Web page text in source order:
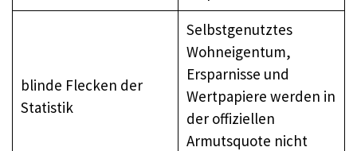
blinde Flecken der
Statistik
Selbstgenutztes
Wohneigentum,
Ersparnisse und
Wertpapiere werden in
der offiziellen
Armutsquote nicht